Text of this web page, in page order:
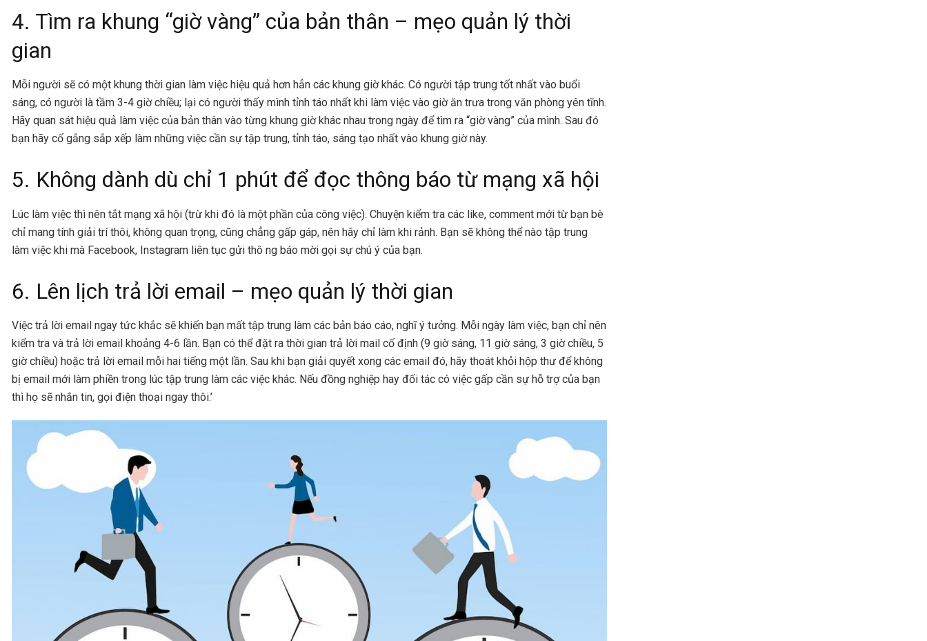
4. Tìm ra khung “giờ vàng” của bản thân – mẹo quản lý thời
gian
Mỗi người sẽ có một khung thời gian làm việc hiệu quả hơn hẳn các khung giờ khác. Có người tập trung tốt nhất vào buổi
sáng, có người là tầm 3-4 giờ chiều; lại có người thấy mình tỉnh táo nhất khi làm việc vào giờ ăn trưa trong văn phòng yên tĩnh.
Hãy quan sát hiệu quả làm việc của bản thân vào từng khung giờ khác nhau trong ngày để tìm ra “giờ vàng” của mình. Sau đó
bạn hãy cố gắng sắp xếp làm những việc cần sự tập trung, tỉnh táo, sáng tạo nhất vào khung giờ này.
5. Không dành dù chỉ 1 phút để đọc thông báo từ mạng xã hội
Lúc làm việc thì nên tắt mạng xã hội (trừ khi đó là một phần của công việc). Chuyện kiểm tra các like, comment mới từ bạn bè
chỉ mang tính giải trí thôi, không quan trọng, cũng chẳng gấp gáp, nên hãy chỉ làm khi rảnh. Bạn sẽ không thể nào tập trung
làm việc khi mà Facebook, Instagram liên tục gửi thô ng báo mời gọi sự chú ý của bạn.
6. Lên lịch trả lời email – mẹo quản lý thời gian
Việc trả lời email ngay tức khắc sẽ khiến bạn mất tập trung làm các bản báo cáo, nghĩ ý tưởng. Mỗi ngày làm việc, bạn chỉ nên
kiểm tra và trả lời email khoảng 4-6 lần. Bạn có thể đặt ra thời gian trả lời mail cố định (9 giờ sáng, 11 giờ sáng, 3 giờ chiều, 5
giờ chiều) hoặc trả lời email mỗi hai tiếng một lần. Sau khi bạn giải quyết xong các email đó, hãy thoát khỏi hộp thư để không
bị email mới làm phiền trong lúc tập trung làm các việc khác. Nếu đồng nghiệp hay đối tác có việc gấp cần sự hỗ trợ của bạn
thì họ sẽ nhắn tin, gọi điện thoại ngay thôi.’